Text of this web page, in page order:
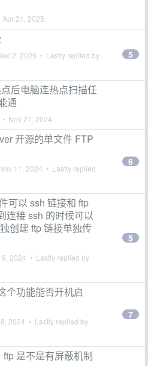
Apr 21, 2025
2, 2025 • Lastly replied by 5
后电脑连热点扫描任
通
• Nov 27, 2024
开源的单文件 FTP
Nov 11, 2024 • Lastly replied
6
可以 ssh 链接和 ftp
连接 ssh 的时候可以
创建 ftp 链接单独传
9, 2024 • Lastly replied by
5
个功能能否开机启
2024 • Lastly replied by
7
是不是有屏蔽机制